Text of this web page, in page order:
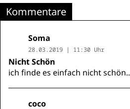
Kommentare
Soma
28.03.2019 | 11:30 Uhr
Nicht Schön
ich finde es einfach nicht schön..
coco